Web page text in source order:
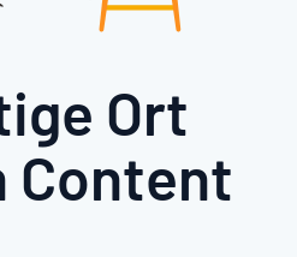
Ort
Content